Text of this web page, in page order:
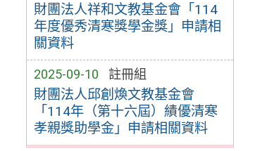
財團法人祥和文教基金會「114
年度優秀清寒獎學金獎」申請相
關資料
2025-09-10 註冊組
財團法人邱創煥文教基金會
「114年（第十六屆）績優清寒
孝親獎助學金」申請相關資料